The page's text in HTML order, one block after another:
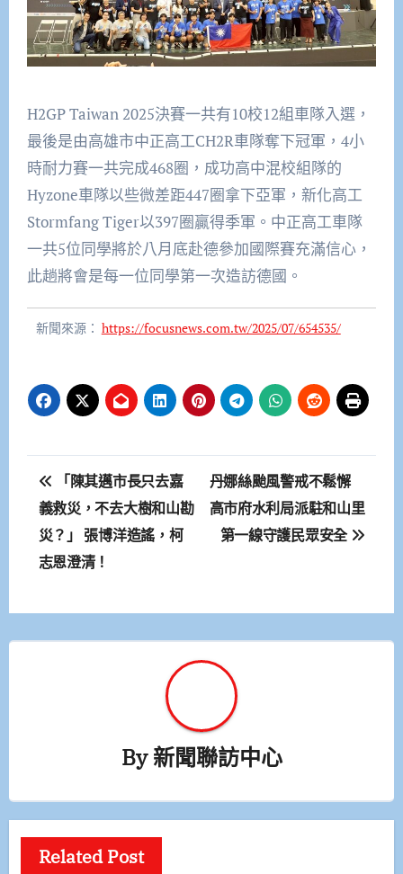
H2GP Taiwan 2025決賽一共有10校12組車隊入選，
最後是由高雄市中正高工CH2R車隊奪下冠軍，4小
時耐力賽一共完成468圈，成功高中混校組隊的
Hyzone車隊以些微差距447圈拿下亞軍，新化高工
Stormfang Tiger以397圈贏得季軍。中正高工車隊
一共5位同學將於八月底赴德參加國際賽充滿信心，
此趟將會是每一位同學第一次造訪德國。
新聞來源： https://focusnews.com.tw/2025/07/654535/
文
章
導
「陳其邁市長只去嘉
義救災，不去大樹和山勘
災？」 張博洋造謠，柯
志恩澄清！
丹娜絲颱風警戒不鬆懈
高市府水利局派駐和山里
第一線守護民眾安全
By新聞聯訪中心
Related Post